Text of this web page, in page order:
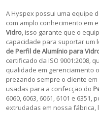
A Hyspex possui uma equipe
com amplo conhecimento em
Vidro, isso garante que o
capacidade para suportar um
de Perfil de Alumínio para
certificado da ISO 9001:2008,
qualidade em gerenciamento
prezando sempre o cliente
usadas para a confecção do
6060, 6063, 6061, 6101 e
extrudadas em nossa fábrica,